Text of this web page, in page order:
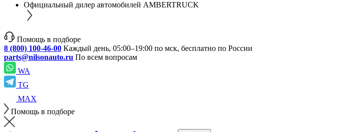
Официальный дилер автомобилей AMBERTRUCK
Помощь в подборе
8 (800) 100-46-00 Каждый день, 05:00–19:00 по мск, бесплатно по России
parts@nilsonauto.ru По всем вопросам
WA
TG
MAX
Помощь в подборе